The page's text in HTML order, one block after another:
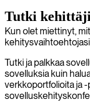
Tutki
Kun olet miettinyt,
Tutki ja palkkaa
sovelluksia kuin
verkkoportfolioita ja